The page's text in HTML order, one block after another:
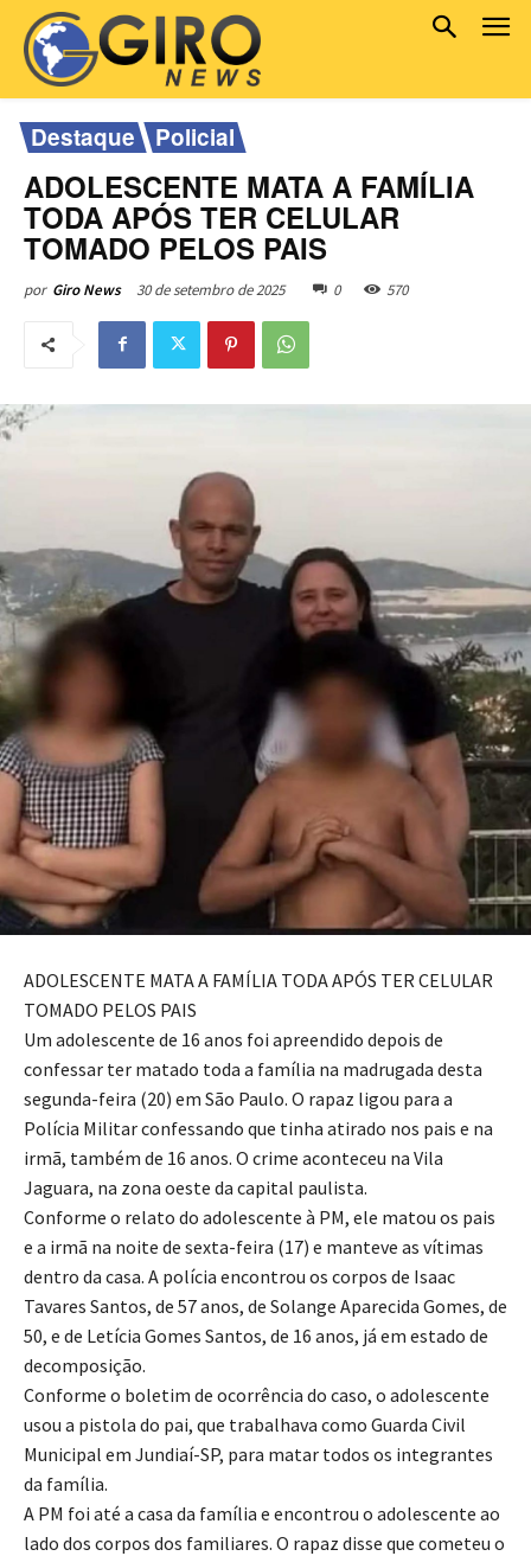
Destaque Policial
ADOLESCENTE MATA A FAMÍLIA
TODA APÓS TER CELULAR
TOMADO PELOS PAIS
por Giro News 30 de setembro de 2025 0 570
ADOLESCENTE MATA A FAMÍLIA TODA APÓS TER CELULAR
TOMADO PELOS PAIS
Um adolescente de 16 anos foi apreendido depois de
confessar ter matado toda a família na madrugada desta
segunda-feira (20) em São Paulo. O rapaz ligou para a
Polícia Militar confessando que tinha atirado nos pais e na
irmã, também de 16 anos. O crime aconteceu na Vila
Jaguara, na zona oeste da capital paulista.
Conforme o relato do adolescente à PM, ele matou os pais
e a irmã na noite de sexta-feira (17) e manteve as vítimas
dentro da casa. A polícia encontrou os corpos de Isaac
Tavares Santos, de 57 anos, de Solange Aparecida Gomes, de
50, e de Letícia Gomes Santos, de 16 anos, já em estado de
decomposição.
Conforme o boletim de ocorrência do caso, o adolescente
usou a pistola do pai, que trabalhava como Guarda Civil
Municipal em Jundiaí-SP, para matar todos os integrantes
da família.
A PM foi até a casa da família e encontrou o adolescente ao
lado dos corpos dos familiares. O rapaz disse que cometeu o